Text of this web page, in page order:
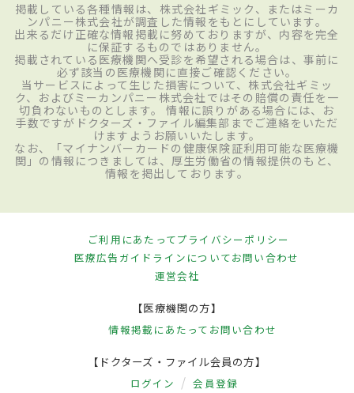
掲載している各種情報は、株式会社ギミック、またはミーカ
ンパニー株式会社が調査した情報をもとにしています。
出来るだけ正確な情報掲載に努めておりますが、内容を完全
に保証するものではありません。
掲載されている医療機関へ受診を希望される場合は、事前に
必ず該当の医療機関に直接ご確認ください。
当サービスによって生じた損害について、株式会社ギミッ
ク、およびミーカンパニー株式会社ではその賠償の責任を一
切負わないものとします。 情報に誤りがある場合には、お
手数ですがドクターズ・ファイル編集部までご連絡をいただ
けますようお願いいたします。
なお、「マイナンバーカードの健康保険証利用可能な医療機
関」の情報につきましては、厚生労働省の情報提供のもと、
情報を掲出しております。
ご利用にあたってプライバシーポリシー
医療広告ガイドラインについてお問い合わせ
運営会社
【医療機関の方】
情報掲載にあたって お問い合わせ
【ドクターズ・ファイル会員の方】
ログイン 会員登録